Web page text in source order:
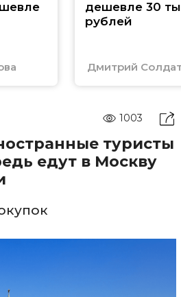
дешевле 30
рублей
Дмитрий
1003
туристы
едут в Москву